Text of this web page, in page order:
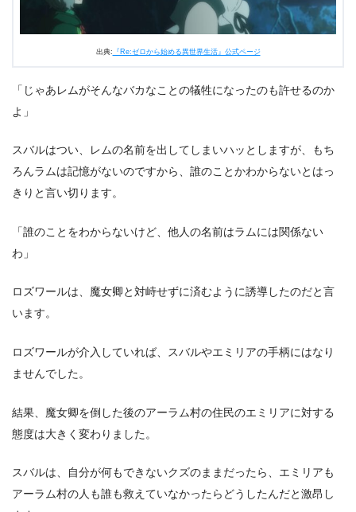
出典: 『Re:ゼロから始める異世界生活』公式ページ
「じゃあレムがそんなバカなことの犠牲になったのも許せるのか
よ」
スバルはつい、レムの名前を出してしまいハッとしますが、もち
ろんラムは記憶がないのですから、誰のことかわからないとはっ
きりと言い切ります。
「誰のことをわからないけど、他人の名前はラムには関係ない
わ」
ロズワールは、魔女卿と対峙せずに済むように誘導したのだと言
います。
ロズワールが介入していれば、スバルやエミリアの手柄にはなり
ませんでした。
結果、魔女卿を倒した後のアーラム村の住民のエミリアに対する
態度は大きく変わりました。
スバルは、自分が何もできないクズのままだったら、エミリアも
アーラム村の人も誰も救えていなかったらどうしたんだと激昂し